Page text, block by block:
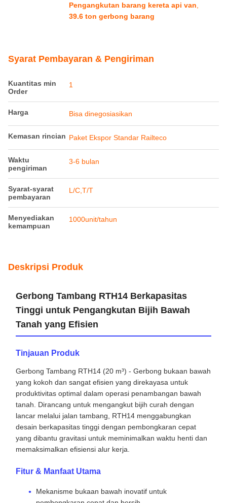
Pengangkutan barang kereta api van
39.6 ton gerbong barang
Syarat Pembayaran & Pengiriman
Kuantitas min
Order
1
Harga Bisa dinegosiasikan
Kemasan rincian Paket Ekspor Standar Railteco
Waktu
pengiriman
3-6 bulan
Syarat-syarat
pembayaran
L/C,T/T
Menyediakan
kemampuan
1000unit/tahun
Deskripsi Produk
Gerbong Tambang RTH14 Berkapasitas
Tinggi untuk Pengangkutan Bijih Bawah
Tanah yang Efisien
Tinjauan Produk
Gerbong Tambang RTH14 (20 m³) - Gerbong bukaan bawah
yang kokoh dan sangat efisien yang direkayasa untuk
produktivitas optimal dalam operasi penambangan bawah
tanah. Dirancang untuk mengangkut bijih curah dengan
lancar melalui jalan tambang, RTH14 menggabungkan
desain berkapasitas tinggi dengan pembongkaran cepat
yang dibantu gravitasi untuk meminimalkan waktu henti dan
memaksimalkan efisiensi alur kerja.
Fitur & Manfaat Utama
Mekanisme bukaan bawah inovatif untuk